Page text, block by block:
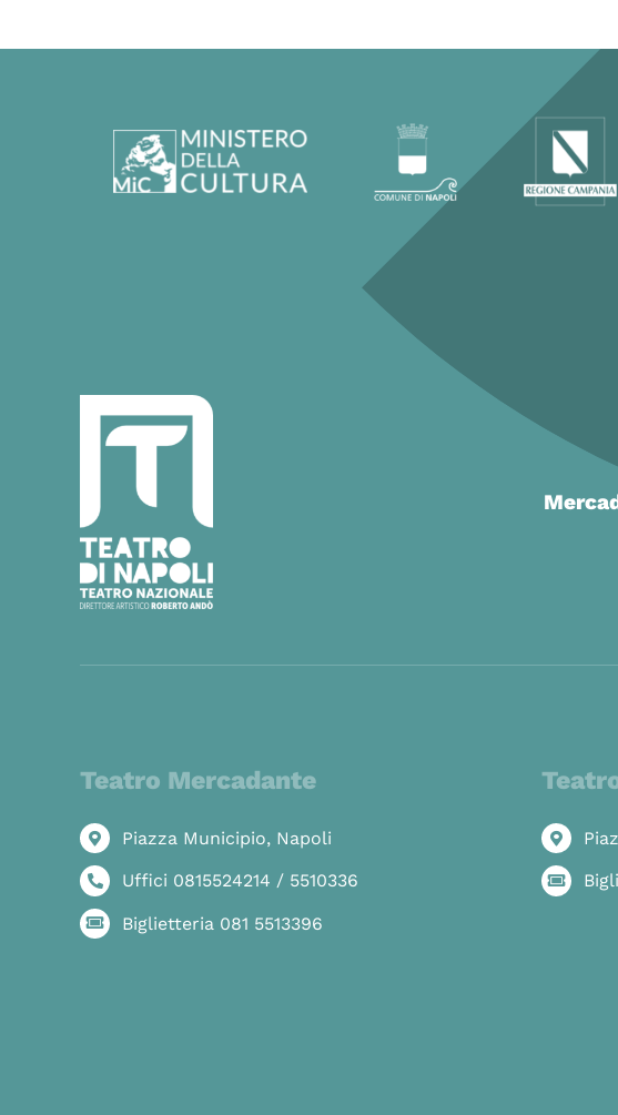
Teatro Mercadante
Piazza Municipio, Napoli
Uffici 0815524214 / 5510336
Biglietteria 081 5513396